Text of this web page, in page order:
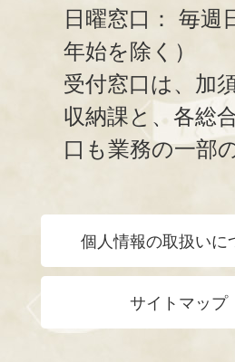
日曜窓口： 毎週
年始を除く）
受付窓口は、加
収納課と、 各総
口も業務の一部
個人情報の取扱いに
サイトマップ